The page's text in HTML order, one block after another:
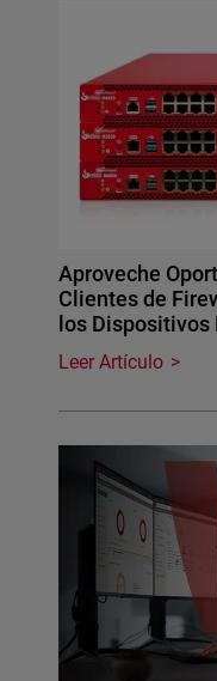
Aproveche
Clientes de
los
Leer Artículo